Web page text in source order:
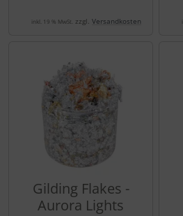
inkl. 19 % MwSt. zzgl. Versandkosten
Gilding Flakes -
Aurora Lights